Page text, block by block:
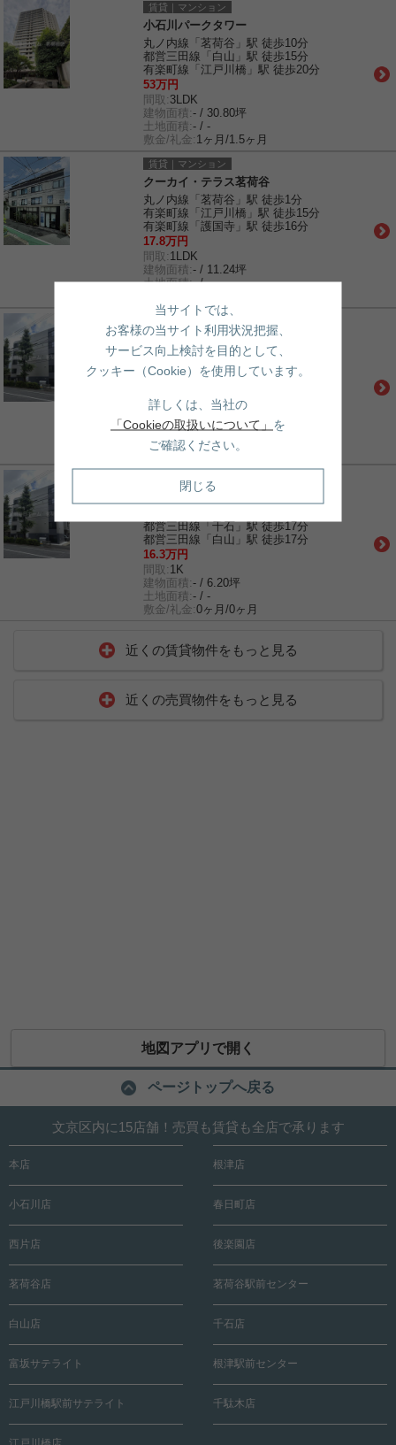
賃貸｜マンション
小石川パークタワー
丸ノ内線「茗荷谷」駅 徒歩10分
都営三田線「白山」駅 徒歩15分
有楽町線「江戸川橋」駅 徒歩20分
53万円
間取: 3LDK
建物面積:- / 30.80坪
土地面積:- / -
敷金/礼金: 1ヶ月/1.5ヶ月
賃貸｜マンション
クーカイ・テラス茗荷谷
丸ノ内線「茗荷谷」駅 徒歩1分
有楽町線「江戸川橋」駅 徒歩15分
有楽町線「護国寺」駅 徒歩16分
17.8万円
間取: 1LDK
建物面積:- / 11.24坪
土地面積:- / -
レピュア小石川レジデンスⅡ
丸ノ内線「茗荷谷」駅 徒歩9分
都営三田線「千石」駅 徒歩17分
27.5万円
間取:1LDK
建物面積:- / 13.22坪
土地面積:- / -
敷金/礼金: 0ヶ月/0ヶ月
レピュア小石川レジデンスⅡ
都営三田線「千石」駅 徒歩17分
都営三田線「白山」駅 徒歩17分
16.3万円
間取: 1K
建物面積:- / 6.20坪
土地面積:- / -
敷金/礼金:0ヶ月/0ヶ月
近くの賃貸物件をもっと見る
近くの売買物件をもっと見る
地図アプリで開く
ページトップへ戻る
文京区内に15店舗！売買も賃貸も全店で承ります
本店 根津店
小石川店 春日町店
西片店 後楽園店
茗荷谷店 茗荷谷駅前センター
白山店 千石店
富坂サテライト 根津駅前センター
江戸川橋駅前サテライト 千駄木店
当サイトでは、
お客様の当サイト利用状況把握、
サービス向上検討を目的として、
クッキー（Cookie）を使用しています。
詳しくは、当社の
「Cookieの取扱いについて」 を
ご確認ください。
閉じる